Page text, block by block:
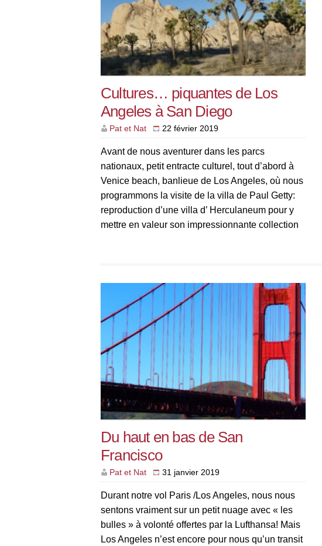
Cultures… piquantes de Los
Angeles à San Diego
Pat et Nat 22 février 2019
Avant de nous aventurer dans les parcs
nationaux, petit entracte culturel, tout d’abord à
Venice beach, banlieue de Los Angeles, où nous
programmons la visite de la villa de Paul Getty:
reproduction d’une villa d’ Herculaneum pour y
mettre en valeur son impressionnante collection
Du haut en bas de San
Francisco
Pat et Nat 31 janvier 2019
Durant notre vol Paris /Los Angeles, nous nous
sentons vraiment sur un petit nuage avec « les
bulles » à volonté offertes par la Lufthansa! Mais
Los Angeles n’est encore pour nous qu’un transit